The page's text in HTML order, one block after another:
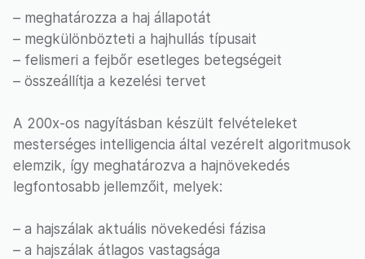
– meghatározza a haj állapotát
– megkülönbözteti a hajhullás típusait
– felismeri a fejbőr esetleges betegségeit
– összeállítja a kezelési tervet
A 200x-os nagyításban készült felvételeket
mesterséges intelligencia által vezérelt algoritmusok
elemzik, így meghatározva a hajnövekedés
legfontosabb jellemzőit, melyek:
– a hajszálak aktuális növekedési fázisa
– a hajszálak átlagos vastagsága